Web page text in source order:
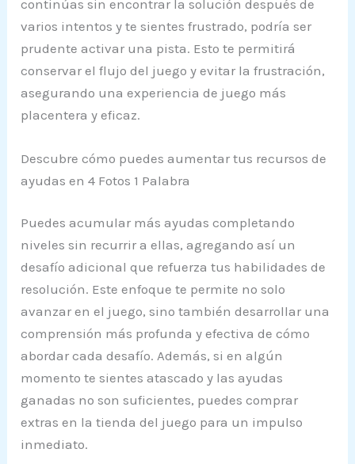
continúas sin encontrar la solución después de
varios intentos y te sientes frustrado, podría ser
prudente activar una pista. Esto te permitirá
conservar el flujo del juego y evitar la frustración,
asegurando una experiencia de juego más
placentera y eficaz.
Descubre cómo puedes aumentar tus recursos de
ayudas en 4 Fotos 1 Palabra
Puedes acumular más ayudas completando
niveles sin recurrir a ellas, agregando así un
desafío adicional que refuerza tus habilidades de
resolución. Este enfoque te permite no solo
avanzar en el juego, sino también desarrollar una
comprensión más profunda y efectiva de cómo
abordar cada desafío. Además, si en algún
momento te sientes atascado y las ayudas
ganadas no son suficientes, puedes comprar
extras en la tienda del juego para un impulso
inmediato.